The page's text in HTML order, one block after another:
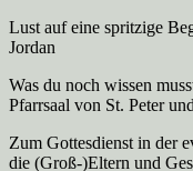
Lust auf eine spritzige
Jordan
Was du noch wissen
Pfarrsaal von St. Peter
Zum Gottesdienst in der
die (Groß-)Eltern und